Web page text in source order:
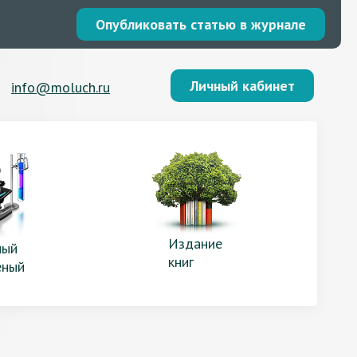
Опубликовать статью в журнале
info@moluch.ru Личный кабинет
Издание
книг